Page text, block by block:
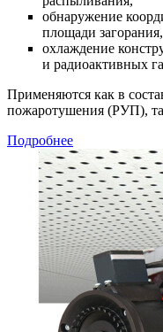
обнаружение
площади загорания,
охлаждение
и радиоактивных
Применяются как в
пожаротушения (РУП),
Подробнее